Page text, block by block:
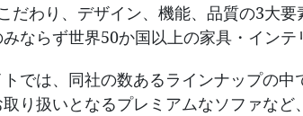
だわり、デザイン、機能、品質の3大
みならず世界50か国以上の家具・インテ
では、同社の数あるラインナップの
り扱いとなるプレミアムなソファな